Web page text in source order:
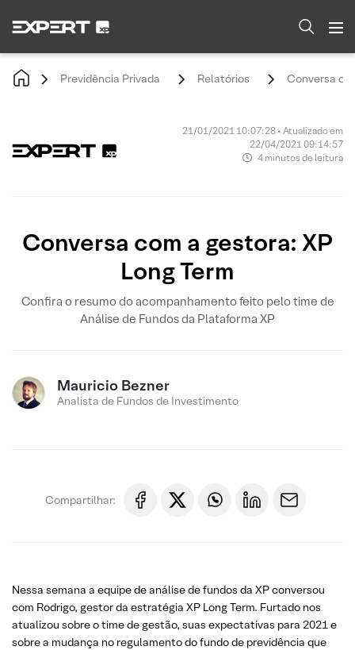
Previdência Privada Relatórios Conversa
21/01/2021 10:07:28 • Atualizado em
22/04/2021 09:14:57
4 minutos de leitura
Conversa com a gestora: XP
Long Term
Confira o resumo do acompanhamento feito pelo time de
Análise de Fundos da Plataforma XP
Mauricio Bezner
Analista de Fundos de Investimento
Compartilhar:
Nessa semana a equipe de análise de fundos da XP conversou
com Rodrigo, gestor da estratégia XP Long Term. Furtado nos
atualizou sobre o time de gestão, suas expectativas para 2021 e
sobre a mudança no regulamento do fundo de previdência que